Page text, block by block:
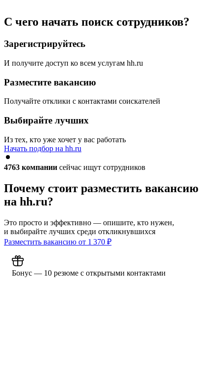
С чего начать поиск сотрудников?
Зарегистрируйтесь
И получите доступ ко всем услугам hh.ru
Разместите вакансию
Получайте отклики с контактами соискателей
Выбирайте лучших
Из тех, кто уже хочет у вас работать
Начать подбор на hh.ru
4763 компании сейчас ищут сотрудников
Почему стоит разместить вакансию
на hh.ru?
Это просто и эффективно — опишите, кто нужен,
и выбирайте лучших среди откликнувшихся
Разместить вакансию от 1 370 ₽
Бонус — 10 резюме с открытыми контактами